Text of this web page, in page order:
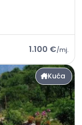
1.100 €/mj.
Kuća